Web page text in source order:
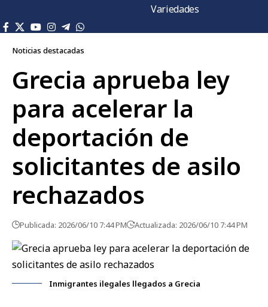
Variedades
Noticias destacadas
Grecia aprueba ley
para acelerar la
deportación de
solicitantes de asilo
rechazados
Publicada: 2026/06/10 7:44 PM Actualizada: 2026/06/10 7:44 PM
Inmigrantes ilegales llegados a Grecia